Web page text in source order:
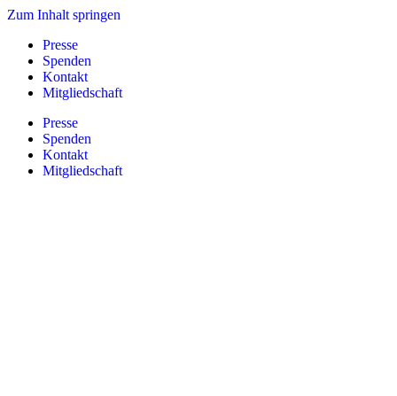
Zum Inhalt springen
Presse
Spenden
Kontakt
Mitgliedschaft
Presse
Spenden
Kontakt
Mitgliedschaft